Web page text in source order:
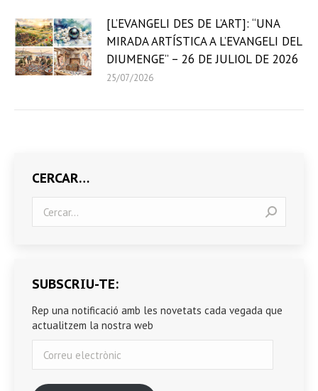
[L’EVANGELI DES DE L’ART]: “UNA
MIRADA ARTÍSTICA A L’EVANGELI DEL
DIUMENGE” – 26 DE JULIOL DE 2026
25/07/2026
CERCAR…
SUBSCRIU-TE:
Rep una notificació amb les novetats cada vegada que
actualitzem la nostra web
electrònic